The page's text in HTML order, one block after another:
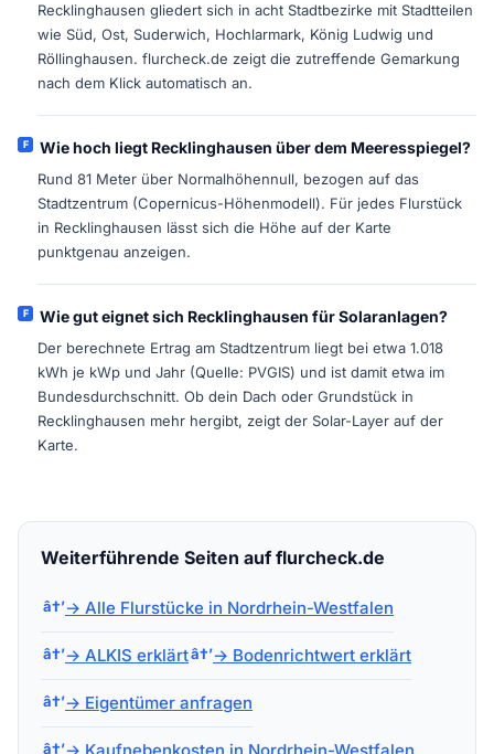
Recklinghausen gliedert sich in acht Stadtbezirke mit Stadtteilen
wie Süd, Ost, Suderwich, Hochlarmark, König Ludwig und
Röllinghausen. flurcheck.de zeigt die zutreffende Gemarkung
nach dem Klick automatisch an.
Wie hoch liegt Recklinghausen über dem Meeresspiegel?
Rund 81 Meter über Normalhöhennull, bezogen auf das
Stadtzentrum (Copernicus-Höhenmodell). Für jedes Flurstück
in Recklinghausen lässt sich die Höhe auf der Karte
punktgenau anzeigen.
Wie gut eignet sich Recklinghausen für Solaranlagen?
Der berechnete Ertrag am Stadtzentrum liegt bei etwa 1.018
kWh je kWp und Jahr (Quelle: PVGIS) und ist damit etwa im
Bundesdurchschnitt. Ob dein Dach oder Grundstück in
Recklinghausen mehr hergibt, zeigt der Solar-Layer auf der
Karte.
Weiterführende Seiten auf flurcheck.de
→ Alle Flurstücke in Nordrhein-Westfalen
→ ALKIS erklärt → Bodenrichtwert erklärt
→ Eigentümer anfragen